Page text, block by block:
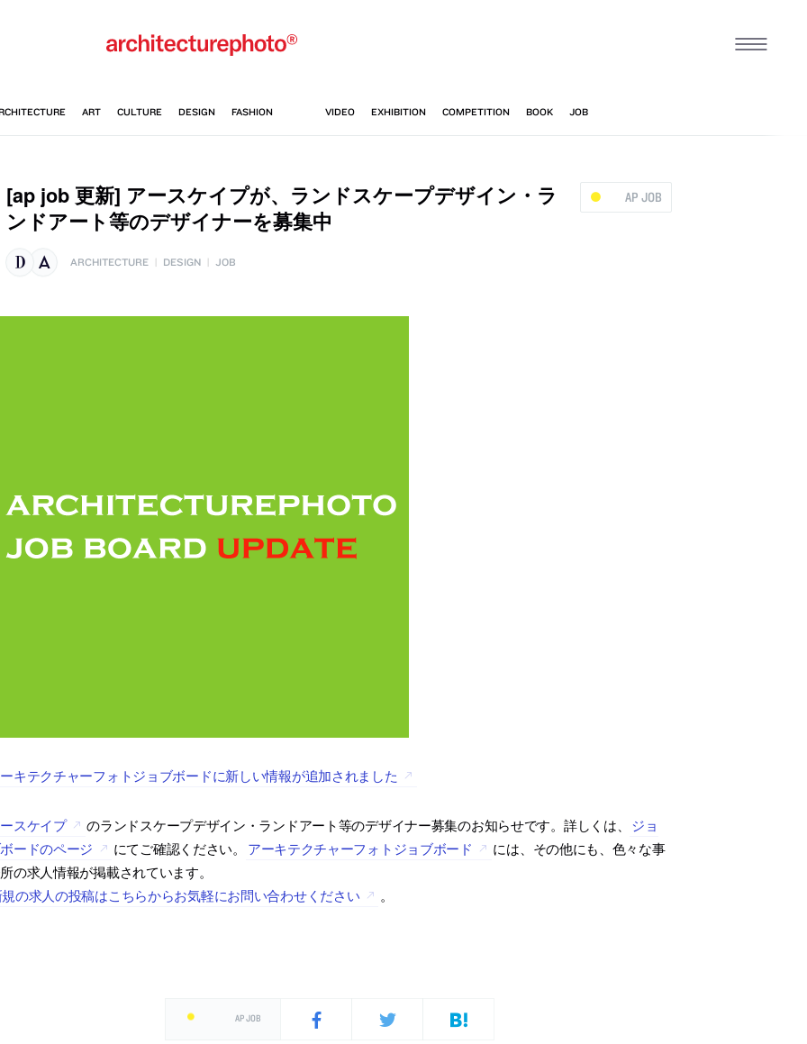
AP JOB
[ap job 更新] アースケイプが、ランドスケープデザイン・ラ
ンドアート等のデザイナーを募集中
ARCHITECTURE DESIGN JOB
キテクチャーフォトジョブボードに新しい情報が追加されました
スケイプ のランドスケープデザイン・ランドアート等のデザイナー募集のお知らせです。詳しくは、
ジョ
ードのページ
にてご確認ください。 アーキテクチャーフォトジョブボード
には、その他にも、色々な事
の求人情報が掲載されています。
の求人の投稿はこちらからお気軽にお問い合わせください
。
AP JOB